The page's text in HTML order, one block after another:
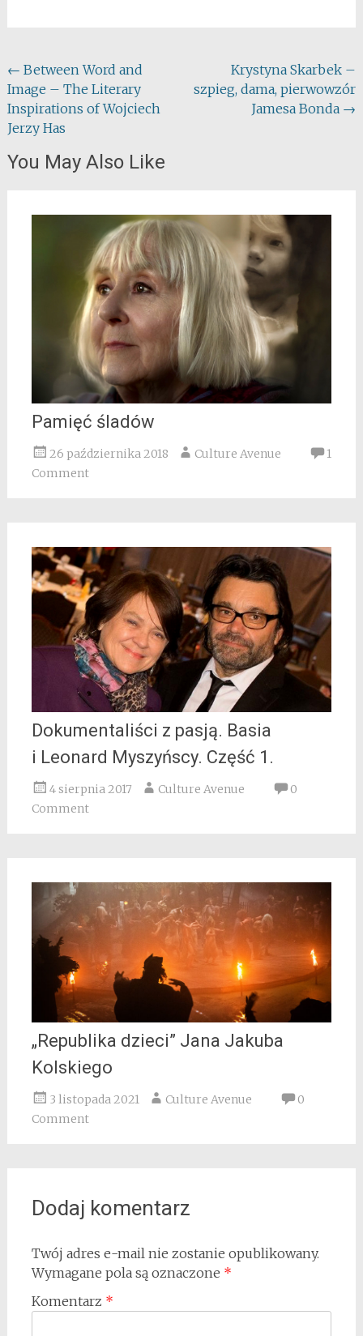
Post
navigation
← Between Word and
Image – The Literary
Inspirations of Wojciech
Jerzy Has
Krystyna Skarbek –
szpieg, dama, pierwowzór
Jamesa Bonda →
You May Also Like
Pamięć śladów
26 października 2018 Culture Avenue
1
Comment
Dokumentaliści z pasją. Basia
i Leonard Myszyńscy. Część 1.
4 sierpnia 2017 Culture Avenue
0
Comment
„Republika dzieci” Jana Jakuba
Kolskiego
3 listopada 2021 Culture Avenue
0
Comment
Dodaj komentarz
Twój adres e-mail nie zostanie opublikowany.
Wymagane pola są oznaczone *
Komentarz *